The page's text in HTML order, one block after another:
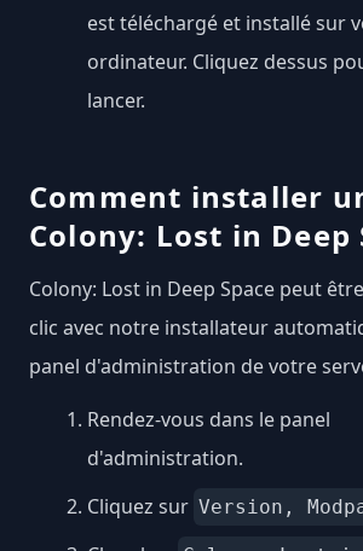
est téléchargé et installé sur
ordinateur. Cliquez dessus
lancer.
Comment installer
Colony: Lost in Deep
Colony: Lost in Deep Space peut
clic avec notre installateur
panel d'administration de votre
Rendez-vous dans le panel
d'administration.
Cliquez sur Version,